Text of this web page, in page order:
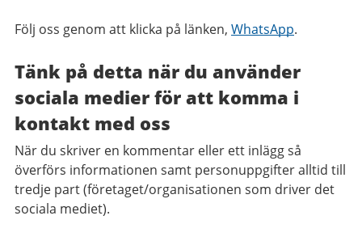
Följ oss genom att klicka på länken, WhatsApp.
Tänk på detta när du använder
sociala medier för att komma i
kontakt med oss
När du skriver en kommentar eller ett inlägg så
överförs informationen samt personuppgifter alltid till
tredje part (företaget/organisationen som driver det
sociala mediet).